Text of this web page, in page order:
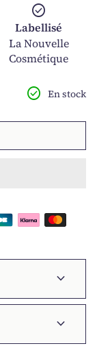
check_circle
Labellisé
La Nouvelle
Cosmétique
check_circle En stock
expand_more
expand_more